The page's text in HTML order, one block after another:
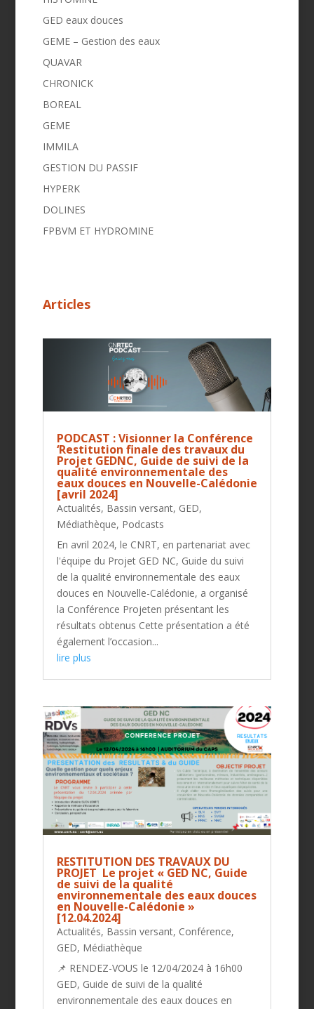
GED eaux douces
GEME – Gestion des eaux
QUAVAR
CHRONICK
BOREAL
GEME
IMMILA
GESTION DU PASSIF
HYPERK
DOLINES
FPBVM ET HYDROMINE
Articles
PODCAST : Visionner la Conférence
‘Restitution finale des travaux du
Projet GEDNC, Guide de suivi de la
qualité environnementale des
eaux douces en Nouvelle-Calédonie
[avril 2024]
Actualités, Bassin versant, GED,
Médiathèque, Podcasts
En avril 2024, le CNRT, en partenariat avec
l'équipe du Projet GED NC, Guide du suivi
de la qualité environnementale des eaux
douces en Nouvelle-Calédonie, a organisé
la Conférence Projeten présentant les
résultats obtenus Cette présentation a été
également l’occasion...
lire plus
RESTITUTION DES TRAVAUX DU
PROJET Le projet « GED NC, Guide
de suivi de la qualité
environnementale des eaux douces
en Nouvelle-Calédonie »
[12.04.2024]
Actualités, Bassin versant, Conférence,
GED, Médiathèque
📌 RENDEZ-VOUS le 12/04/2024 à 16h00
GED, Guide de suivi de la qualité
environnementale des eaux douces en